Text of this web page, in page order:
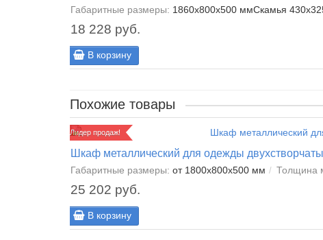
Габаритные размеры: 1860x800x500 ммСкамья
18 228 руб.
В корзину
Похожие товары
Лидер продаж!
Шкаф металлический для одежды
Габаритные размеры: от 1800x800x500 мм Толщина
25 202 руб.
В корзину